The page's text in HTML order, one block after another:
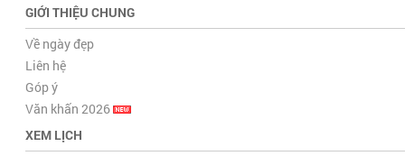
GIỚI THIỆU CHUNG
Về ngày đẹp
Liên hệ
Góp ý
Văn khấn 2026
XEM LỊCH